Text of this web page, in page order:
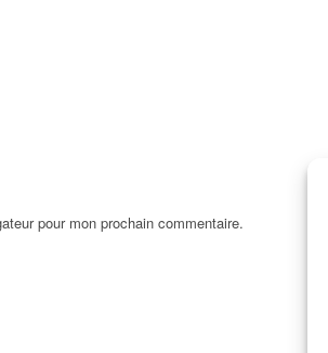
pour mon prochain commentaire.